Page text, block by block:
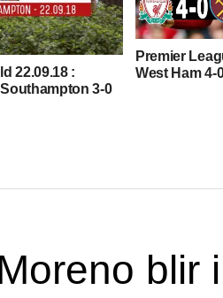
22.09.18 :
3-0
Premier
West Ham 4-
blir